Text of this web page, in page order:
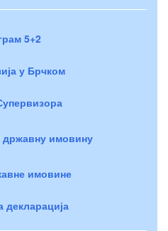
5+2
у Брчком
државну имовину
имовине
декларација